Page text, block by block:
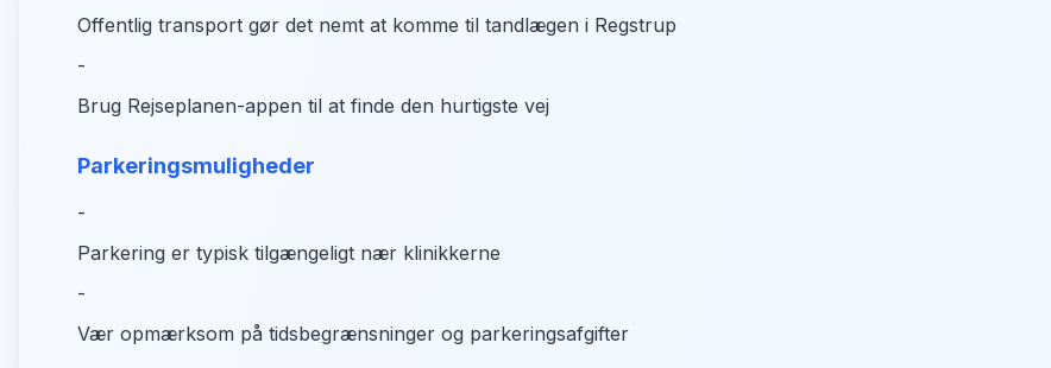
Offentlig transport gør det nemt at komme til tandlægen i Regstrup
-
Brug Rejseplanen-appen til at finde den hurtigste vej
Parkeringsmuligheder
-
Parkering er typisk tilgængeligt nær klinikkerne
-
Vær opmærksom på tidsbegrænsninger og parkeringsafgifter